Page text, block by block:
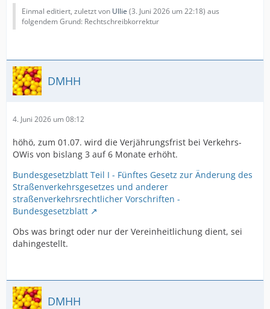
Einmal editiert, zuletzt von Ullie (3. Juni 2026 um 22:18) aus
folgendem Grund: Rechtschreibkorrektur
DMHH
4. Juni 2026 um 08:12
höhö, zum 01.07. wird die Verjährungsfrist bei Verkehrs-
OWis von bislang 3 auf 6 Monate erhöht.
Bundesgesetzblatt Teil I - Fünftes Gesetz zur Änderung des
Straßenverkehrsgesetzes und anderer
straßenverkehrsrechtlicher Vorschriften -
Bundesgesetzblatt
Obs was bringt oder nur der Vereinheitlichung dient, sei
dahingestellt.
DMHH